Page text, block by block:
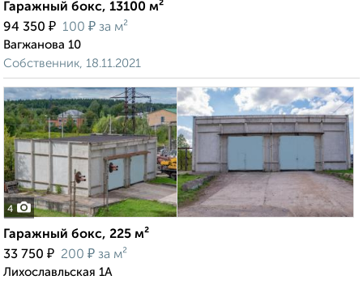
Гаражный бокс, 13100 м²
94 350 ₽ 100 ₽ за м²
Вагжанова 10
Собственник, 18.11.2021
4
Гаражный бокс, 225 м²
33 750 ₽ 200 ₽ за м²
Лихославльская 1А